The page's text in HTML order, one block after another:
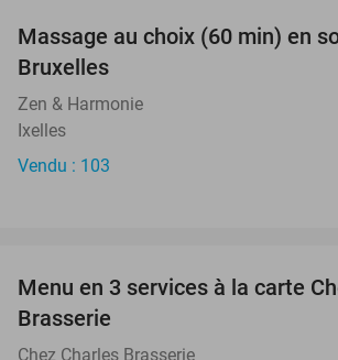
Massage au choix (60 min) en
Bruxelles
Zen & Harmonie
Ixelles
Vendu : 103
Menu en 3 services à la carte
Brasserie
Chez Charles Brasserie